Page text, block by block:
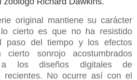
original mantiene su carácter
cierto es que no ha resistido
paso del tiempo y los efectos
cierto sonrojo acostumbrados
a los diseños digitales de
recientes. No ocurre así con el